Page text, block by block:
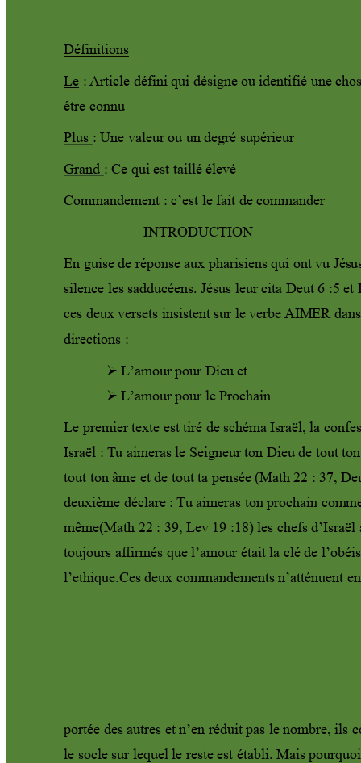
Définitions
Le : Article défini qui désigne ou identifié une
être connu
Plus : Une valeur ou un degré supérieur
Grand : Ce qui est taillé élevé
Commandement : c’est le fait de commander
                      INTRODUCTION
En guise de réponse aux pharisiens qui ont vu Jés
silence les sadducéens. Jésus leur cita Deut 6 :5
ces deux versets insistent sur le verbe AIMER
directions :
 L’amour pour Dieu et
 L’amour pour le Prochain
Le premier texte est tiré de schéma Israël, la
Israël : Tu aimeras le Seigneur ton Dieu de tout to
tout ton âme et de tout ta pensée (Math 22 : 37,
deuxième déclare : Tu aimeras ton prochain com
même(Math 22 : 39, Lev 19 :18) les chefs
toujours affirmés que l’amour était la clé de
l’ethique.Ces deux commandements n’atténuent
portée des autres et n’en réduit pas le nombre, ils
le socle sur lequel le reste est établi. Mais